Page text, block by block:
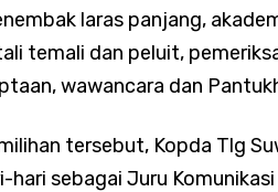
laras panjang,
temali dan peluit,
wawancara dan
tersebut, Kopda Tlg
hari sebagai Juru